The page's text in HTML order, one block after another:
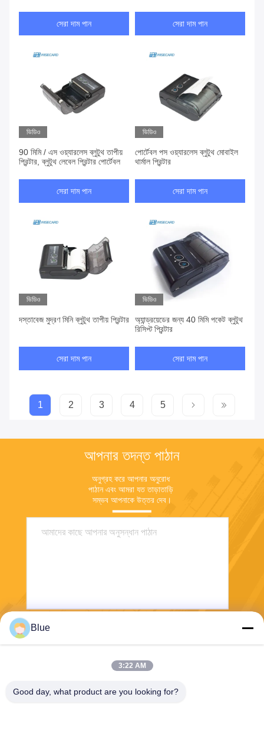
সেরা দাম পান সেরা দাম পান
ভিডিও
90 মিমি / এস ওয়্যারলেস ব্লুটুথ তাপীয়
প্রিন্টার, ব্লুটুথ লেবেল প্রিন্টার পোর্টেবল
সেরা দাম পান
ভিডিও
পোর্টেবল পস ওয়্যারলেস ব্লুটুথ মোবাইল
থার্মাল প্রিন্টার
সেরা দাম পান
ভিডিও
দস্তাবেজ মুদ্রণ মিনি ব্লুটুথ তাপীয় প্রিন্টার
সেরা দাম পান
ভিডিও
অ্যান্ড্রয়েডের জন্য 40 মিমি পকেট ব্লুটুথ
রিসিপ্ট প্রিন্টার
সেরা দাম পান
1 2 3 4 5
আপনার তদন্ত পাঠান
অনুগ্রহ করে আপনার অনুরোধ
পাঠান এবং আমরা যত তাড়াতাড়ি
সম্ভব আপনাকে উত্তর দেব।
Blue
3:22 AM
Good day, what product are you looking for?